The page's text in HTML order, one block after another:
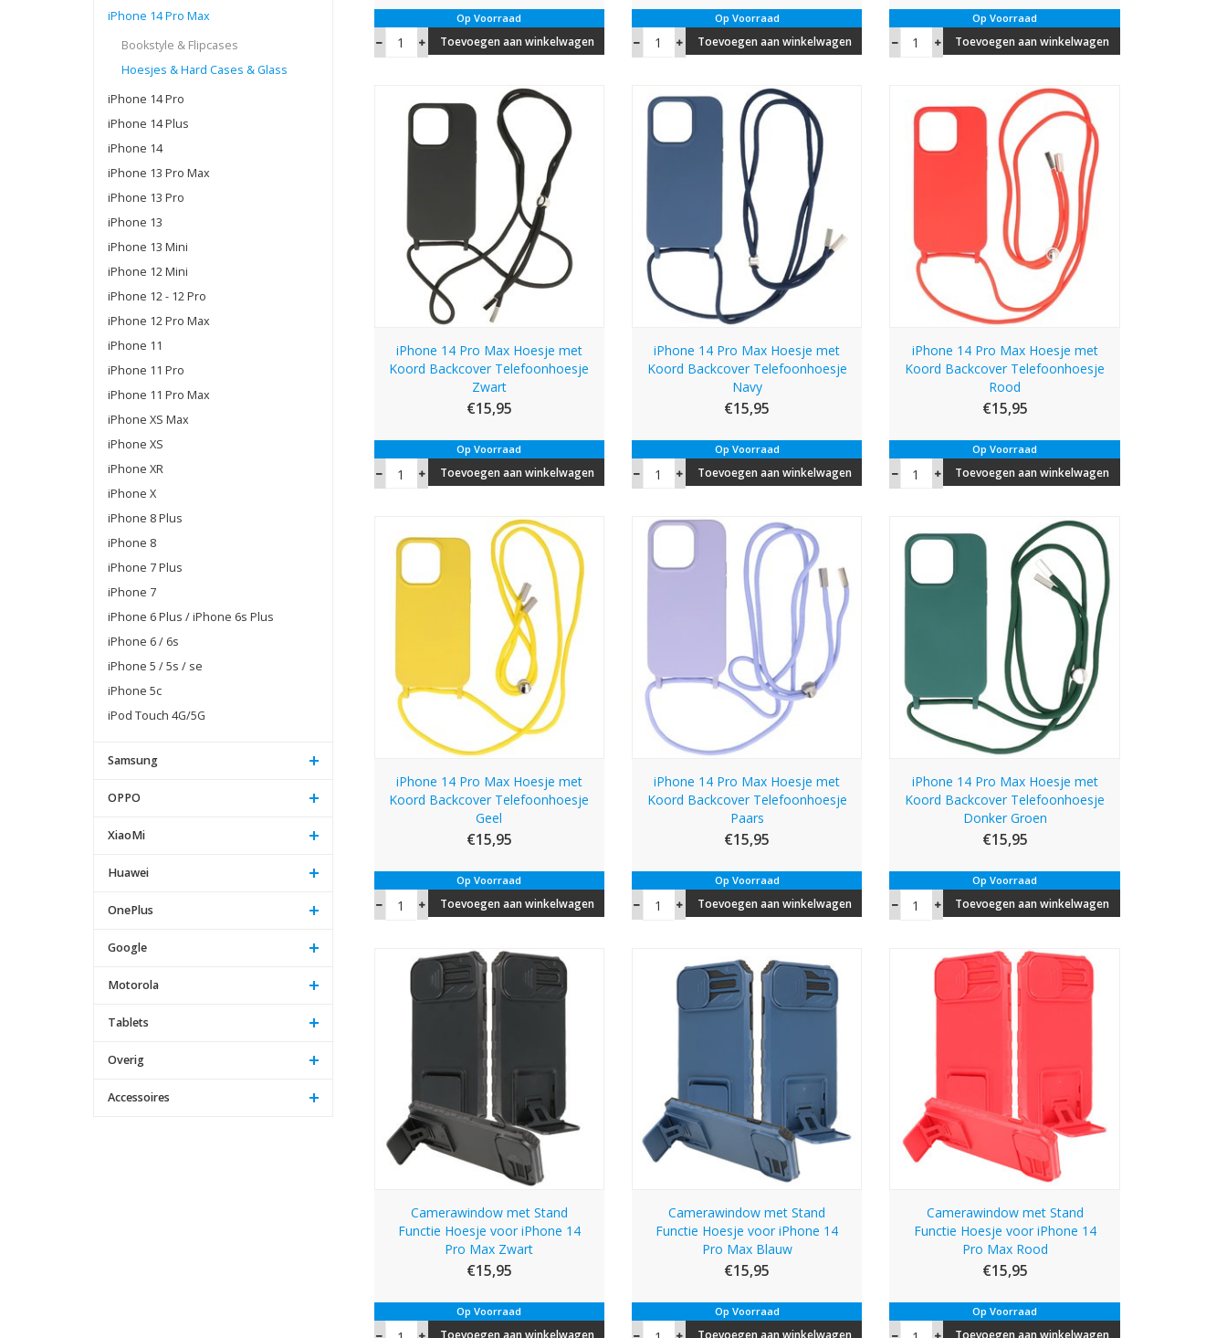
iPhone 14 Pro Max
Bookstyle & Flipcases
Hoesjes & Hard Cases & Glass
iPhone 14 Pro
iPhone 14 Plus
iPhone 14
iPhone 13 Pro Max
iPhone 13 Pro
iPhone 13
iPhone 13 Mini
iPhone 12 Mini
iPhone 12 - 12 Pro
iPhone 12 Pro Max
iPhone 11
iPhone 11 Pro
iPhone 11 Pro Max
iPhone XS Max
iPhone XS
iPhone XR
iPhone X
iPhone 8 Plus
iPhone 8
iPhone 7 Plus
iPhone 7
iPhone 6 Plus / iPhone 6s Plus
iPhone 6 / 6s
iPhone 5 / 5s / se
iPhone 5c
iPod Touch 4G/5G
Samsung
OPPO
XiaoMi
Huawei
OnePlus
Google
Motorola
Tablets
Overig
Accessoires
Op Voorraad
Toevoegen aan winkelwagen
Op Voorraad
Toevoegen aan winkelwagen
Op Voorraad
Toevoegen aan winkelwagen
iPhone 14 Pro Max Hoesje met
Koord Backcover Telefoonhoesje
Zwart
€15,95
Op Voorraad
Toevoegen aan winkelwagen
iPhone 14 Pro Max Hoesje met
Koord Backcover Telefoonhoesje
Navy
€15,95
Op Voorraad
Toevoegen aan winkelwagen
iPhone 14 Pro Max Hoesje met
Koord Backcover Telefoonhoesje
Rood
€15,95
Op Voorraad
Toevoegen aan winkelwagen
iPhone 14 Pro Max Hoesje met
Koord Backcover Telefoonhoesje
Geel
€15,95
Op Voorraad
Toevoegen aan winkelwagen
iPhone 14 Pro Max Hoesje met
Koord Backcover Telefoonhoesje
Paars
€15,95
Op Voorraad
Toevoegen aan winkelwagen
iPhone 14 Pro Max Hoesje met
Koord Backcover Telefoonhoesje
Donker Groen
€15,95
Op Voorraad
Toevoegen aan winkelwagen
Camerawindow met Stand
Functie Hoesje voor iPhone 14
Pro Max Zwart
€15,95
Op Voorraad
Camerawindow met Stand
Functie Hoesje voor iPhone 14
Pro Max Blauw
€15,95
Op Voorraad
Camerawindow met Stand
Functie Hoesje voor iPhone 14
Pro Max Rood
€15,95
Op Voorraad